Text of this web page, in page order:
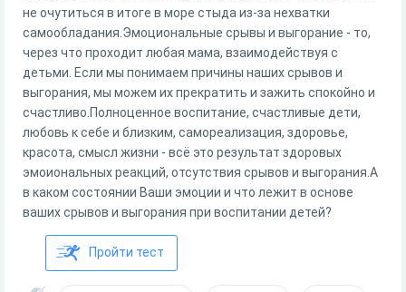
не очутиться в итоге в море стыда из-за нехватки
самообладания.Эмоциональные срывы и выгорание - то,
через что проходит любая мама, взаимодействуя с
детьми. Если мы понимаем причины наших срывов и
выгорания, мы можем их прекратить и зажить спокойно и
счастливо.Полноценное воспитание, счастливые дети,
любовь к себе и близким, самореализация, здоровье,
красота, смысл жизни - всё это результат здоровых
эмоиональных реакций, отсутствия срывов и выгорания.А
в каком состоянии Ваши эмоции и что лежит в основе
ваших срывов и выгорания при воспитании детей?
Пройти тест